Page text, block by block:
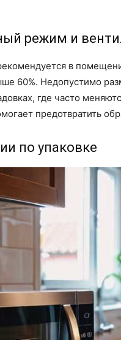
режим и
в
60%. Недопустимо
где часто
предотвратить
по упаковке